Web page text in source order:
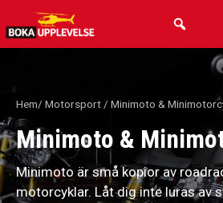
Hoppa
till
innehåll
Hem/ Motorsport / Minimoto &
Minimoto &
Minimoto är små kopior av
motorcyklar. Låt dig inte luras av